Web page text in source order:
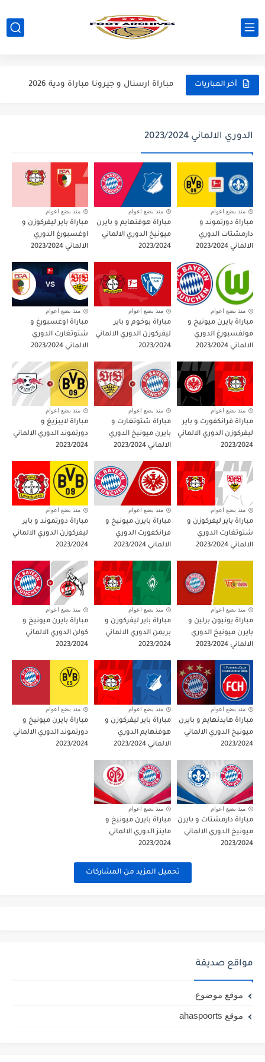
أخر المباريات مباراة ارسنال و جيرونا مباراة ودية 2026
مباراة برشلونة و بيرمنغهام مباراة ودية 2026
مباراة سيلتيك و ميلان مباراة ودية 2026
الدوري الالماني 2023/2024
منذ بضع اعوام
مباراة دورتموند و
دارمشتات الدوري
الالماني 2023/2024
منذ بضع اعوام
مباراة هوفنهايم و بايرن
ميونيخ الدوري الالماني
2023/2024
منذ بضع اعوام
مباراة باير ليفركوزن و
اوغسبورغ الدوري
الالماني 2023/2024
منذ بضع اعوام
مباراة بايرن ميونيخ و
فولفسبورغ الدوري
الالماني 2023/2024
منذ بضع اعوام
مباراة بوخوم و باير
ليفركوزن الدوري الالماني
2023/2024
منذ بضع اعوام
مباراة اوغسبورغ و
شتوتغارت الدوري
الالماني 2023/2024
منذ بضع اعوام
مباراة فرانكفورت و باير
ليفركوزن الدوري الالماني
2023/2024
منذ بضع اعوام
مباراة شتوتغارت و
بايرن ميونيخ الدوري
الالماني 2023/2024
منذ بضع اعوام
مباراة لايبزيغ و
دورتموند الدوري الالماني
2023/2024
منذ بضع اعوام
مباراة باير ليفركوزن و
شتوتغارت الدوري
الالماني 2023/2024
منذ بضع اعوام
مباراة بايرن ميونيخ و
فرانكفورت الدوري
الالماني 2023/2024
منذ بضع اعوام
مباراة دورتموند و باير
ليفركوزن الدوري الالماني
2023/2024
منذ بضع اعوام
مباراة يونيون برلين و
بايرن ميونيخ الدوري
الالماني 2023/2024
منذ بضع اعوام
مباراة باير ليفركوزن و
بريمن الدوري الالماني
2023/2024
منذ بضع اعوام
مباراة بايرن ميونيخ و
كولن الدوري الالماني
2023/2024
منذ بضع اعوام
مباراة هايدنهايم و بايرن
ميونيخ الدوري الالماني
2023/2024
منذ بضع اعوام
مباراة باير ليفركوزن و
هوفنهايم الدوري
الالماني 2023/2024
منذ بضع اعوام
مباراة بايرن ميونيخ و
دورتموند الدوري الالماني
2023/2024
منذ بضع اعوام
مباراة دارمشتات و بايرن
ميونيخ الدوري الالماني
2023/2024
منذ بضع اعوام
مباراة بايرن ميونيخ و
ماينز الدوري الالماني
2023/2024
تحميل المزيد من المشاركات
مواقع صديقة
موقع موضوع
موقع ahaspoorts